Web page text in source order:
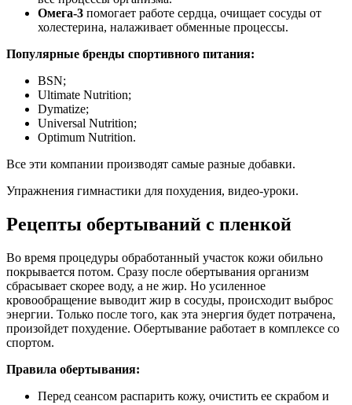
Омега-3 помогает работе сердца, очищает сосуды от
холестерина, налаживает обменные процессы.
Популярные бренды спортивного питания:
BSN;
Ultimate Nutrition;
Dymatize;
Universal Nutrition;
Optimum Nutrition.
Все эти компании производят самые разные добавки.
Упражнения гимнастики для похудения, видео-уроки.
Рецепты обертываний с пленкой
Во время процедуры обработанный участок кожи обильно
покрывается потом. Сразу после обертывания организм
сбрасывает скорее воду, а не жир. Но усиленное
кровообращение выводит жир в сосуды, происходит выброс
энергии. Только после того, как эта энергия будет потрачена,
произойдет похудение. Обертывание работает в комплексе со
спортом.
Правила обертывания:
Перед сеансом распарить кожу, очистить ее скрабом и